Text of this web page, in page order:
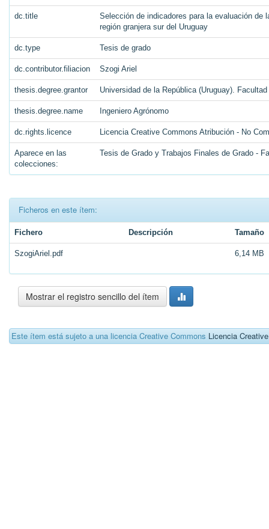
dc.title
Selección de indicadores para la evaluación
región granjera sur del Uruguay
dc.type Tesis de grado
dc.contributor.filiacion Szogi Ariel
thesis.degree.grantor Universidad de la República (Uruguay).
thesis.degree.name Ingeniero Agrónomo
dc.rights.licence Licencia Creative Commons Atribución - No
Aparece en las
colecciones:
Tesis de Grado y Trabajos Finales de Grado -
Ficheros en este ítem:
Fichero Descripción Tamaño
SzogiAriel.pdf 6,14 MB
Mostrar el registro sencillo del ítem
Este ítem está sujeto a una licencia Creative Commons Licencia